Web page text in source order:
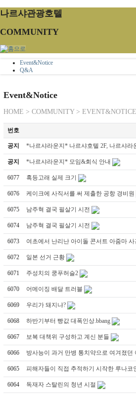
나르샤관광호텔
COMMUNITY
Event&Notice
Q&A
Event&Notice
HOME > COMMUNITY > EVENT&NOTICE
번호
공지 *나르샤라운지* 나르샤호텔 2F, 나르샤라
공지 *나르샤라운지* 모임&회식 안내
6077 혹등고래 실제 크기
6076 케이크에 사직서를 써 제출한 공항 경비원
6075 남주혁 결국 필살기 시전
6074 남주혁 결국 필살기 시전
6073 여초에서 난리난 아이돌 콘서트 아줌마 사
6072 일본 선거 근황
6071 주성치의 쿵푸허슬2
6070 어메이징 배달 트러블
6069 우리가 돼지냐?
6068 하반기부터 빵값 대폭인상.bbang
6067 보복 대책위 구성하고 계신 분들
6066 방사능이 과거 만병 통치약으로 여겨졌던
6065 피해자들이 직접 추적하기 시작한 루나코
6064 독재자 스탈린의 청년 시절